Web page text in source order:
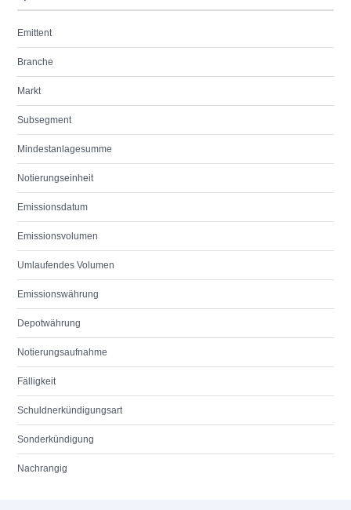
Emittent
Branche
Markt
Subsegment
Mindestanlagesumme
Notierungseinheit
Emissionsdatum
Emissionsvolumen
Umlaufendes Volumen
Emissionswährung
Depotwährung
Notierungsaufnahme
Fälligkeit
Schuldnerkündigungsart
Sonderkündigung
Nachrangig